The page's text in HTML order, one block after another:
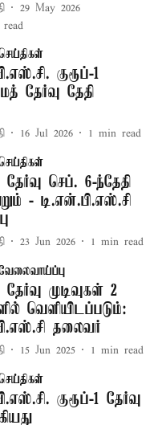
29 May 2026
குரூப்-1
தேர்வு தேதி
16 Jul 2026 1 min read
தேர்வு செப். 6-ந்தேதி
- டி.என்.பி.எஸ்.சி
23 Jun 2026 1 min read
தேர்வு முடிவுகள் 2
வெளியிடப்படும்:
தலைவர்
15 Jun 2025 1 min read
குரூப்-1 தேர்வு